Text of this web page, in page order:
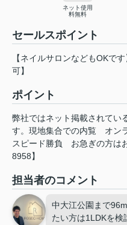
ネット使用
料無料
セールスポイント
【ネイルサロンなどもOKで
可】
ポイント
弊社ではネット掲載されてい
す。現地集合での内覧
オン
スピード勝負
お急ぎの方は
8958】
担当者のコメント
中大江公園まで
たい方は1LDKを検